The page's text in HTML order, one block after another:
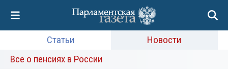
Статьи
Новости
Все о пенсиях в России